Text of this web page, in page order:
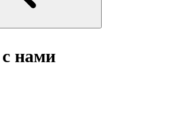
нами